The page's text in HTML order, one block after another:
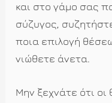
και στο γάμο σας
σύζυγος,
ποια επιλογή
νιώθετε άνετα.
Μην ξεχνάτε ότι